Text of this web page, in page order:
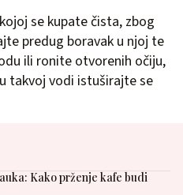
se kupate čista, zbog
predug boravak u njoj te
ili ronite otvorenih očiju,
takvoj vodi istuširajte se
Kako prženje kafe budi